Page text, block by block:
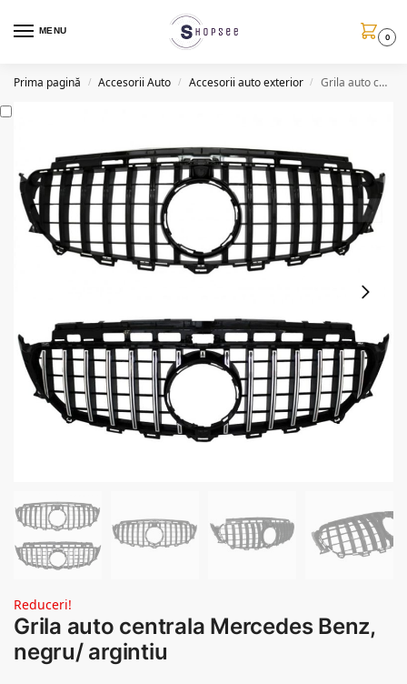
MENU
0
Prima pagină / Accesorii Auto / Accesorii auto exterior / Grila auto centrala Mercedes Benz, negru/ argintiu
Reduceri!
Grila auto centrala Mercedes Benz,
negru/ argintiu